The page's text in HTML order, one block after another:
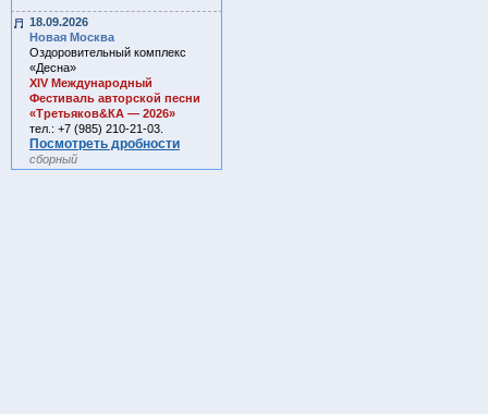
18.09.2026
Новая Москва
Оздоровительный комплекс
«Десна»
ХIV Международный
Фестиваль авторской песни
«Третьяков&КА — 2026»
тел.: +7 (985) 210-21-03.
Посмотреть дробности
сборный